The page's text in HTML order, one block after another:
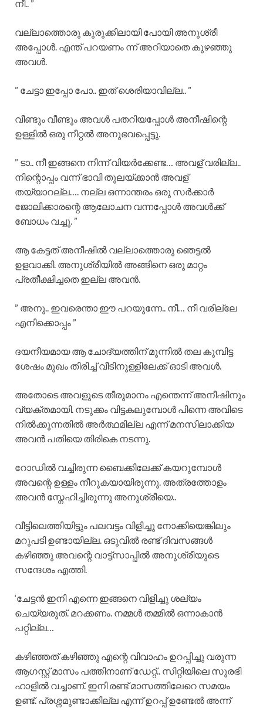
നീ.. ”
വല്ലാത്തൊരു കുരുക്കിലായി പോയി അനുശ്രീ
അപ്പോൾ. എന്ത് പറയണം ന്ന് അറിയാതെ കുഴഞ്ഞു
അവൾ.
” ചേട്ടാ ഇപ്പോ പോ.. ഇത് ശെരിയാവില്ല.. ”
വീണ്ടും വീണ്ടും അവൾ പതറിയപ്പോൾ അനീഷിന്റെ
ഉള്ളിൽ ഒരു നീറ്റൽ അനുഭവപ്പെട്ടു.
” ടാ.. നീ ഇങ്ങനെ നിന്ന് വിയർക്കേണ്ട… അവള് വരില്ല..
നിന്റൊപ്പം വന്ന് ഭാവി തുലയ്ക്കാൻ അവള്
തയ്യാറല്ല…. നല്ല ഒന്നാന്തരം ഒരു സർക്കാർ
ജോലിക്കാരന്റെ ആലോചന വന്നപ്പോൾ അവൾക്ക്
ബോധം വച്ചു. ”
ആ കേട്ടത് അനീഷിൽ വല്ലാത്തൊരു ഞെട്ടൽ
ഉളവാക്കി. അനുശ്രീയിൽ അങ്ങിനെ ഒരു മാറ്റം
പ്രതീക്ഷിച്ചതെ ഇല്ല അവൻ.
” അനു.. ഇവരെന്താ ഈ പറയുന്നേ.. നീ… നീ വരില്ലേ
എനിക്കൊപ്പം ”
ദയനീയമായ ആ ചോദ്യത്തിന് മുന്നിൽ തല കുമ്പിട്ട
ശേഷം മുഖം തിരിച്ച് വീടിനുള്ളിലേക്ക് ഓടി അവൾ.
അതോടെ അവളുടെ തീരുമാനം എന്തെന്ന് അനീഷിനും
വ്യക്തമായി. നടുക്കം വിട്ടകലുമ്പോൾ പിന്നെ അവിടെ
നിൽക്കുന്നതിൽ അർത്ഥമില്ല എന്ന് മനസിലാക്കിയ
അവൻ പതിയെ തിരികെ നടന്നു.
റോഡിൽ വച്ചിരുന്ന ബൈക്കിലേക്ക് കയറുമ്പോൾ
അവന്റെ ഉള്ളം നീറുകയായിരുന്നു. അത്രത്തോളം
അവൻ സ്നേഹിച്ചിരുന്നു അനുശ്രീയെ..
വീട്ടിലെത്തിയിട്ടും പലവട്ടം വിളിച്ചു നോക്കിയെങ്കിലും
മറുപടി ഉണ്ടായില്ല. ഒടുവിൽ രണ്ട് ദിവസങ്ങൾ
കഴിഞ്ഞു അവന്റെ വാട്ട്സാപ്പിൽ അനുശ്രീയുടെ
സന്ദേശം എത്തി.
‘ചേട്ടൻ ഇനി എന്നെ ഇങ്ങനെ വിളിച്ചു ശല്യം
ചെയ്യരുത്. മറക്കണം. നമ്മൾ തമ്മിൽ ഒന്നാകാൻ
പറ്റില്ല…
കഴിഞ്ഞത് കഴിഞ്ഞു എന്റെ വിവാഹം ഉറപ്പിച്ചു വരുന്ന
ആഗസ്റ്റ് മാസം പത്തിനാണ് ഡേറ്റ്.. സിറ്റിയിലെ സുരഭി
ഹാളിൽ വച്ചാണ്. ഇനി രണ്ട് മാസത്തിലേറെ സമയം
ഉണ്ട്. പ്രശ്നമുണ്ടാക്കില്ല എന്ന് ഉറപ്പ് ഉണ്ടേൽ അന്ന്